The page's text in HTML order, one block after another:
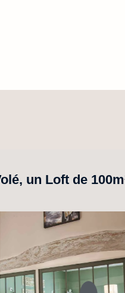
un Loft de